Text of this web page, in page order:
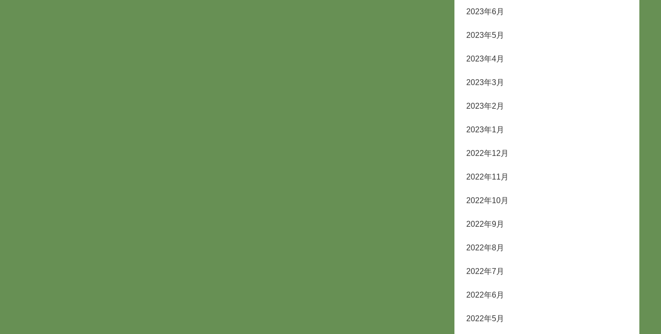
2023年6月
2023年5月
2023年4月
2023年3月
2023年2月
2023年1月
2022年12月
2022年11月
2022年10月
2022年9月
2022年8月
2022年7月
2022年6月
2022年5月